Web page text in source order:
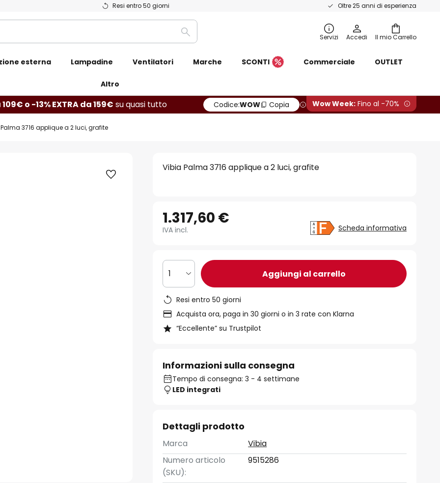
Resi entro 50 giorni Oltre 25 anni di esperienza
Il mio Carrello
Ricerca Servizi Accedi
esterna Lampadine Ventilatori Marche SCONTI Commerciale OUTLET
Altro
109€ o -13% EXTRA da 159€ su quasi tutto Codice:WOW Copia Wow Week: Fino al -70%
3716 applique a 2 luci, grafite
Vibia Palma 3716 applique a 2 luci, grafite
1.317,60 €
IVA incl. Scheda informativa
1 Aggiungi al carrello
Resi entro 50 giorni
Acquista ora, paga in 30 giorni o in 3 rate con Klarna
“Eccellente” su Trustpilot
Informazioni sulla consegna
Tempo di consegna: 3 - 4 settimane
LED integrati
Dettagli prodotto
Marca
Vibia
Numero articolo
(SKU):
9515286